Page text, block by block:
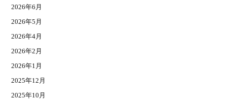
2026年6月
2026年5月
2026年4月
2026年2月
2026年1月
2025年12月
2025年10月